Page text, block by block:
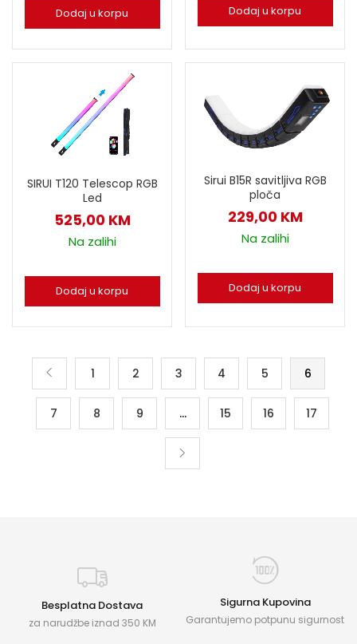
Dodaj u korpu Dodaj u korpu
SIRUI T120 Telescop RGB
Led
525,00 KM
Na zalihi
Dodaj u korpu
Sirui B15R savitljiva RGB
ploča
229,00 KM
Na zalihi
Dodaj u korpu
1 2 3 4 5 6
7 8 9 … 15 16 17
Besplatna Dostava
za narudžbe iznad 350 KM
Sigurna Kupovina
Garantujemo potpunu sigurnost